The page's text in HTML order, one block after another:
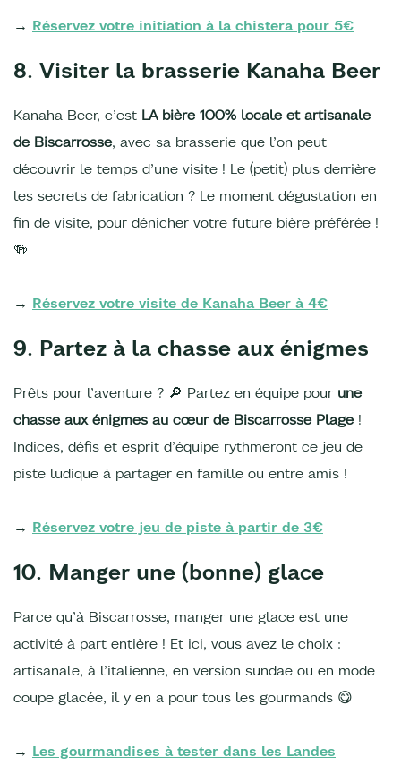
→ Réservez votre initiation à la chistera pour 5€
8. Visiter la brasserie Kanaha Beer
Kanaha Beer, c’est LA bière 100% locale et artisanale
de Biscarrosse, avec sa brasserie que l’on peut
découvrir le temps d’une visite ! Le (petit) plus derrière
les secrets de fabrication ? Le moment dégustation en
fin de visite, pour dénicher votre future bière préférée !
🍻
→ Réservez votre visite de Kanaha Beer à 4€
9. Partez à la chasse aux énigmes
Prêts pour l’aventure ? 🔎 Partez en équipe pour une
chasse aux énigmes au cœur de Biscarrosse Plage!
Indices, défis et esprit d’équipe rythmeront ce jeu de
piste ludique à partager en famille ou entre amis !
→ Réservez votre jeu de piste à partir de 3€
10. Manger une (bonne) glace
Parce qu’à Biscarrosse, manger une glace est une
activité à part entière ! Et ici, vous avez le choix :
artisanale, à l’italienne, en version sundae ou en mode
coupe glacée, il y en a pour tous les gourmands 😋
→ Les gourmandises à tester dans les Landes